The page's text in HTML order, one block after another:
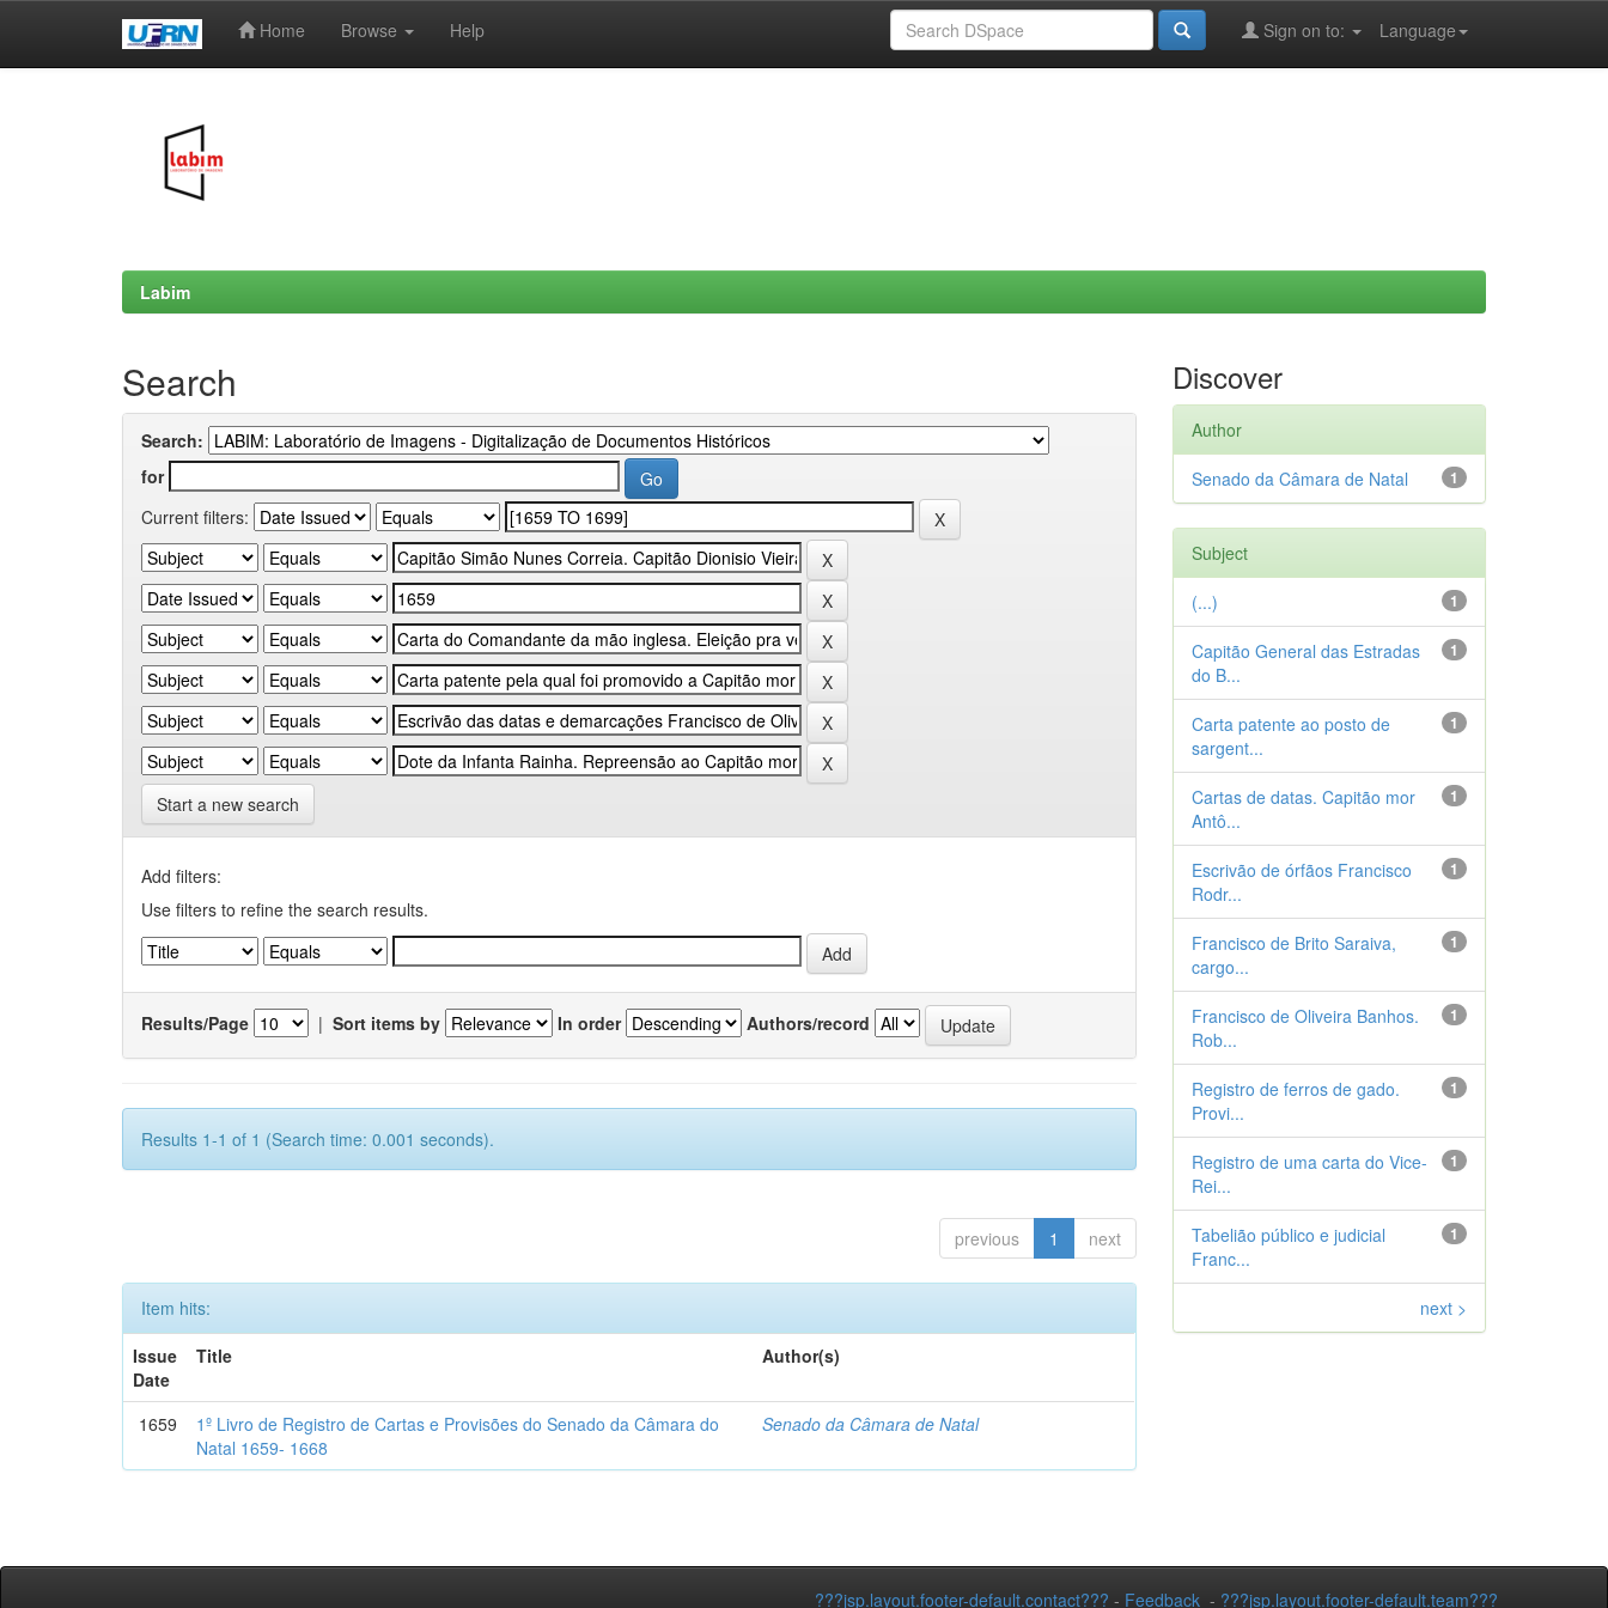
Home Browse Help Language
Sign on to:
Labim
Search
Search:
for
Current filters:
Start a new search
Add filters:
Use filters to refine the search results.
Results/Page | Sort items by In order Authors/record
Results 1-1 of 1 (Search time: 0.001 seconds).
previous 1 next
Item hits:
Issue
Date
Title Author(s)
1659
1º Livro de Registro de Cartas e Provisões do Senado da Câmara do
Natal 1659- 1668
Senado da Câmara de Natal
Discover
Author
1
Senado da Câmara de Natal
Subject
1
(...)
1
Capitão General das Estradas
do B...
1
Carta patente ao posto de
sargent...
1
Cartas de datas. Capitão mor
Antô...
1
Escrivão de órfãos Francisco
Rodr...
1
Francisco de Brito Saraiva,
cargo...
1
Francisco de Oliveira Banhos.
Rob...
1
Registro de ferros de gado.
Provi...
1
Registro de uma carta do Vice-
Rei...
1
Tabelião público e judicial
Franc...
next >
???jsp.layout.footer-default.contact??? - Feedback - ???jsp.layout.footer-default.team???